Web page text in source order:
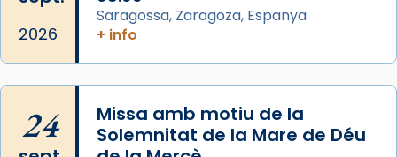
📸 Dr. G. Simón
Arquebisbat de Barcelona
2 weeks ago
2026
Saragossa, Zaragoza, Espanya
+ info
24
Missa amb motiu de la
Solemnitat de la Mare de Déu